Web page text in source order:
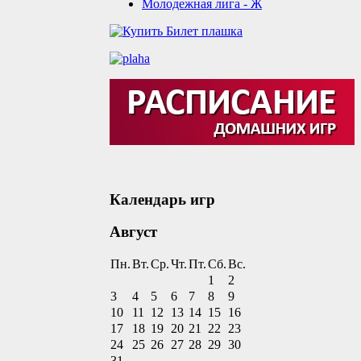
Молодежная лига - Ж
Календарь игр
Август
Пн.Вт.Ср.Чт.Пт.Сб.Вс.
1
2
3
4 5 6 7 8
9
10
11 12 13 14 15 16
17
18 19 20 21 22
23
24
25 26 27 28 29 30